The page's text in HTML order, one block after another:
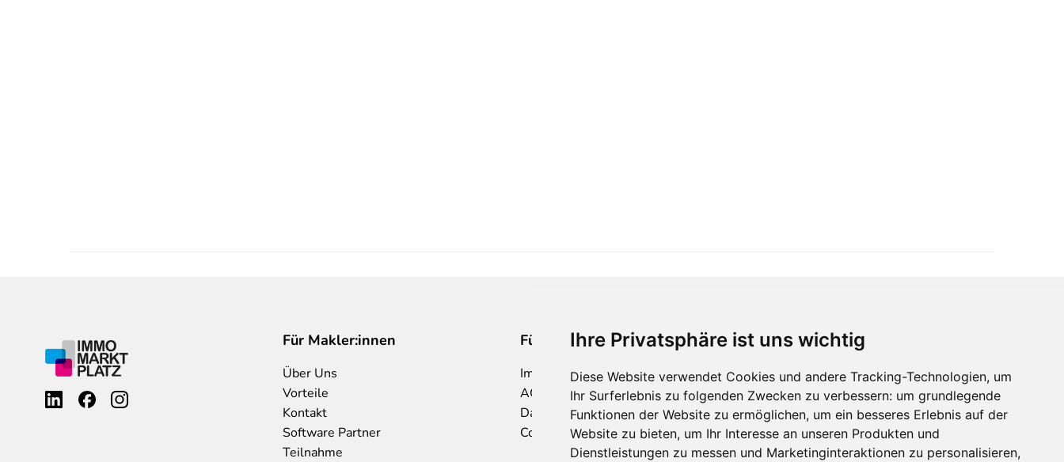
Ihre Privatsphäre ist uns wichtig
Diese Website verwendet Cookies und andere Tracking-Technologien, um
Ihr Surferlebnis zu folgenden Zwecken zu verbessern: um grundlegende
Funktionen der Website zu ermöglichen, um ein besseres Erlebnis auf der
Website zu bieten, um Ihr Interesse an unseren Produkten und
Dienstleistungen zu messen und Marketinginteraktionen zu personalisieren,
Für Makler:innen
Über Uns
Vorteile
Kontakt
Software Partner
Teilnahme
Für Makler:innen
Impressum
AGB
Datenschutzklärung
Cookie Richtlinie
Immobilienmarktplatz Newsletter
Erhalten Sie regelmäßig Neuigkeiten und
Serviceangebote zu Themen rund um die
Immobilie.